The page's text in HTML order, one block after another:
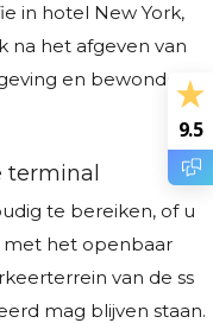
in hotel New York,
na het afgeven van
en bewonder
terminal
te bereiken, of u
met het openbaar
van de ss
mag blijven staan.
9.5